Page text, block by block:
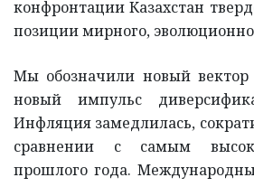
конфронтации Казахстан
позиции мирного,
Мы обозначили новый вектор
новый импульс
Инфляция замедлилась,
сравнении с самым
прошлого года.